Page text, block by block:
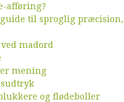
afføring?
guide til sproglig præcision,
madord
mening
og flødeboller